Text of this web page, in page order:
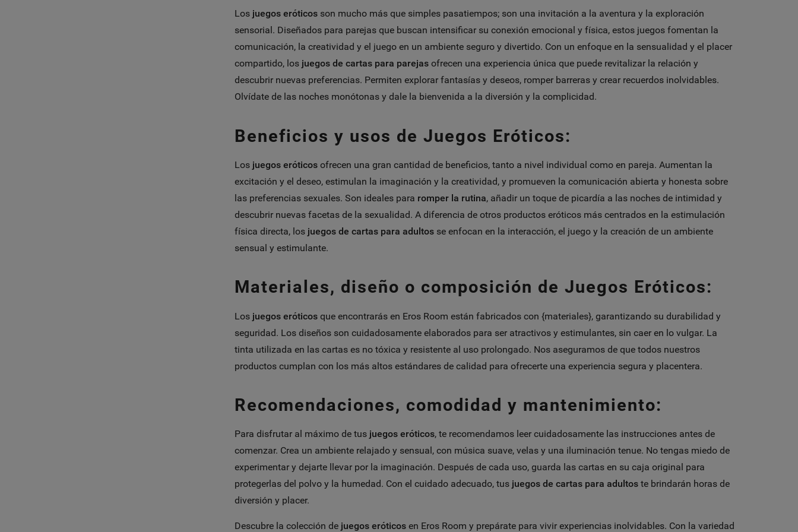
Los juegos eróticosson mucho más que simples pasatiempos; son una invitación a la aventura y la exploración
sensorial. Diseñados para parejas que buscan intensificar su conexión emocional y física, estos juegos fomentan la
comunicación, la creatividad y el juego en un ambiente seguro y divertido. Con un enfoque en la sensualidad y el placer
compartido, los juegos de cartas para parejasofrecen una experiencia única que puede revitalizar la relación y
descubrir nuevas preferencias. Permiten explorar fantasías y deseos, romper barreras y crear recuerdos inolvidables.
Olvídate de las noches monótonas y dale la bienvenida a la diversión y la complicidad.
Beneficios y usos de Juegos Eróticos:
Los juegos eróticosofrecen una gran cantidad de beneficios, tanto a nivel individual como en pareja. Aumentan la
excitación y el deseo, estimulan la imaginación y la creatividad, y promueven la comunicación abierta y honesta sobre
las preferencias sexuales. Son ideales para romper la rutina, añadir un toque de picardía a las noches de intimidad y
descubrir nuevas facetas de la sexualidad. A diferencia de otros productos eróticos más centrados en la estimulación
física directa, los juegos de cartas para adultosse enfocan en la interacción, el juego y la creación de un ambiente
sensual y estimulante.
Materiales, diseño o composición de Juegos Eróticos:
Los juegos eróticosque encontrarás en Eros Room están fabricados con {materiales}, garantizando su durabilidad y
seguridad. Los diseños son cuidadosamente elaborados para ser atractivos y estimulantes, sin caer en lo vulgar. La
tinta utilizada en las cartas es no tóxica y resistente al uso prolongado. Nos aseguramos de que todos nuestros
productos cumplan con los más altos estándares de calidad para ofrecerte una experiencia segura y placentera.
Recomendaciones, comodidad y mantenimiento:
Para disfrutar al máximo de tus juegos eróticos, te recomendamos leer cuidadosamente las instrucciones antes de
comenzar. Crea un ambiente relajado y sensual, con música suave, velas y una iluminación tenue. No tengas miedo de
experimentar y dejarte llevar por la imaginación. Después de cada uso, guarda las cartas en su caja original para
protegerlas del polvo y la humedad. Con el cuidado adecuado, tus juegos de cartas para adultoste brindarán horas de
diversión y placer.
Descubre la colección de juegos eróticosen Eros Room y prepárate para vivir experiencias inolvidables. Con la variedad